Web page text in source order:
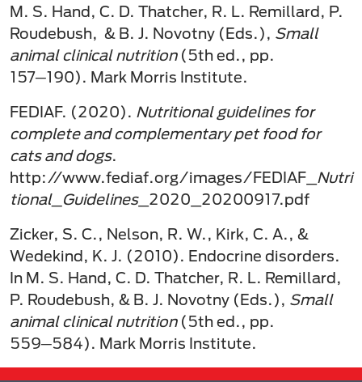
M. S. Hand, C. D. Thatcher, R. L. Remillard, P.
Roudebush, & B. J. Novotny (Eds.), Small
animal clinical nutrition(5th ed., pp.
157─190). Mark Morris Institute.
FEDIAF. (2020). Nutritional guidelines for
complete and complementary pet food for
cats and dogs.
http://www.fediaf.org/images/FEDIAF_ Nutri
tional_Guidelines_2020_20200917.pdf
Zicker, S. C., Nelson, R. W., Kirk, C. A., &
Wedekind, K. J. (2010). Endocrine disorders.
In M. S. Hand, C. D. Thatcher, R. L. Remillard,
P. Roudebush, & B. J. Novotny (Eds.), Small
animal clinical nutrition(5th ed., pp.
559─584). Mark Morris Institute.